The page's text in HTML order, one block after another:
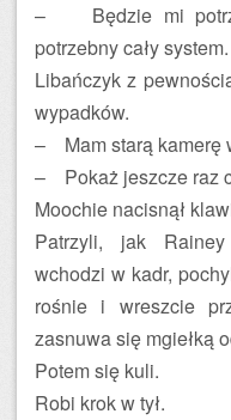
– Będzie mi
potrzebny cały
Libańczyk z
wypadków.
– Mam starą kamerę
– Pokaż jeszcze raz
Moochie nacisnął
Patrzyli, jak
wchodzi w kadr,
rośnie i wreszcie
zasnuwa się mgiełką
Potem się kuli.
Robi krok w tył.